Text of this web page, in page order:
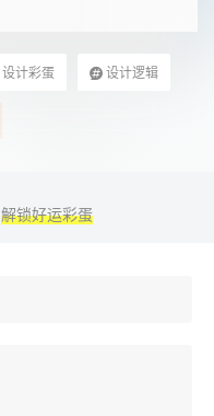
设计彩蛋 设计逻辑
解锁好运彩蛋